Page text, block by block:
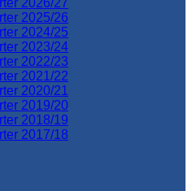
2025/26
2024/25
2023/24
2022/23
2021/22
2020/21
2019/20
2018/19
2017/18